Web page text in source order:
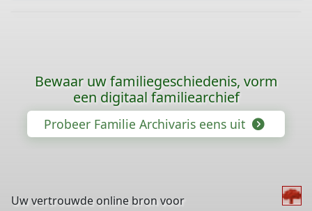
Bewaar uw familiegeschiedenis, vorm
een digitaal familiearchief
Probeer Familie Archivaris eens uit
Uw vertrouwde online bron voor